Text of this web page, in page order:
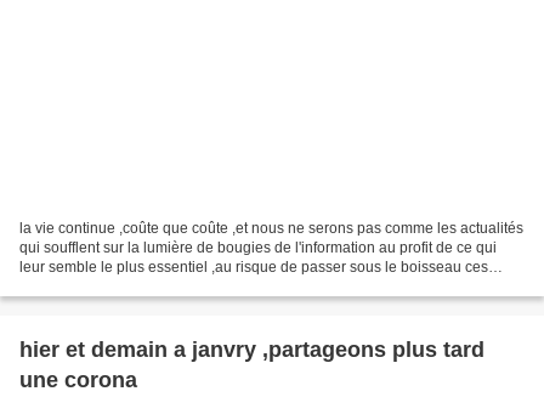
la vie continue ,coûte que coûte ,et nous ne serons pas comme les actualités
qui soufflent sur la lumière de bougies de l'information au profit de ce qui
leur semble le plus essentiel ,au risque de passer sous le boisseau ces
hier et demain a janvry ,partageons plus tard
une corona